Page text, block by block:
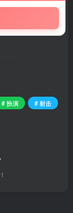
# 扮演
# 射击
1